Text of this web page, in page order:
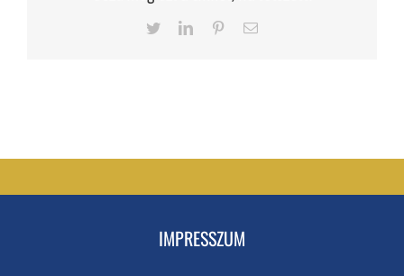
TwitterLinkedInPinterestEmail
IMPRESSZUM